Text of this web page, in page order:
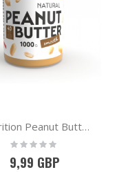
7Nutrition Peanut Butter Natural 1000g [smooth]
Rating:
0%
9,99 GBP